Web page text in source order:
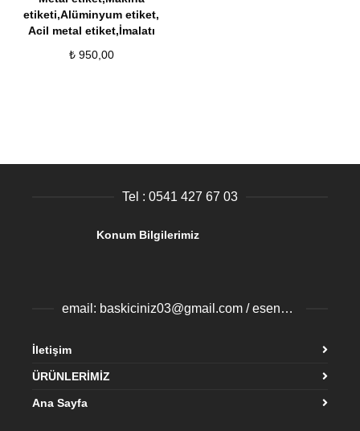
etiketi,Alüminyum etiket,
Acil metal etiket,İmalatı
₺950,00
Tel : 0541 427 67 03
Konum Bilgilerimiz
email: baskiciniz03@gmail.com / esenyurtbaski@gmail.com
İletişim
ÜRÜNLERİMİZ
Ana Sayfa